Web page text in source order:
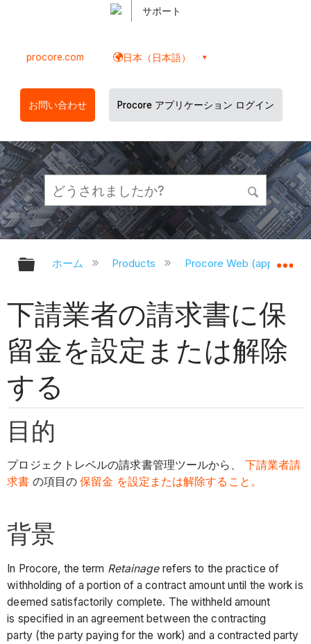
サポート
procore.com 日本（日本語）
お問い合わせ Procore アプリケーション ログイン
グローバル階層を展開/折りたたむ
ホーム Products Procore Web
下請業者の請求書に保
留金を設定または解除
する
目的
プロジェクトレベルの請求書管理ツールから、 下請業者請
求書 の項目の 保留金 を設定または解除すること。
背景
In Procore, the term Retainagerefers to the practice of
withholding of a portion of a contract amount until the work is
deemed satisfactorily complete. The withheld amount
is specified in an agreement between the contracting
party (the party paying for the work) and a contracted party